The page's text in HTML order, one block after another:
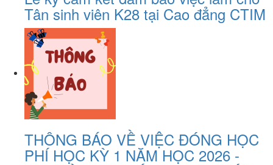
Tân sinh viên K28 tại Cao đẳng CTIM
THÔNG BÁO VỀ VIỆC ĐÓNG HỌC
PHÍ HỌC KỲ 1 NĂM HỌC 2026 -